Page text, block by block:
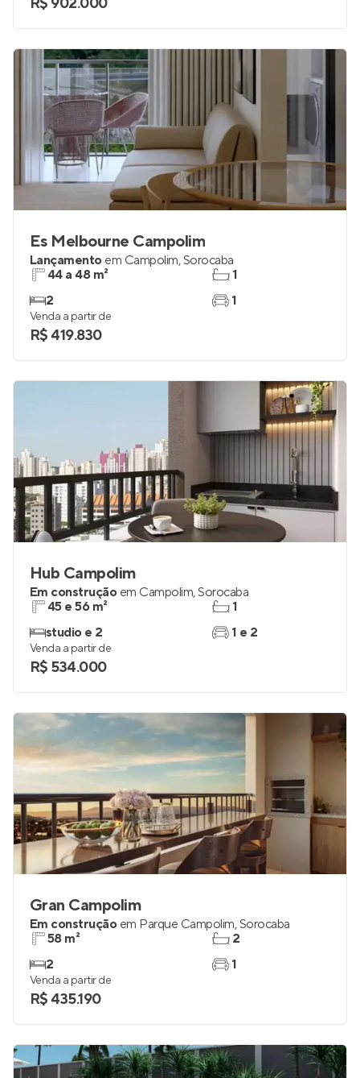
Es Melbourne Campolim
Lançamento em Campolim,Sorocaba
44 a 48 m²
2
1
1
Venda a partir de
R$ 419.830
Hub Campolim
Em construção em Campolim,Sorocaba
45 e 56 m²
studio e 2
1
1 e 2
Venda a partir de
R$ 534.000
Gran Campolim
Em construção em Parque Campolim,Sorocaba
58 m²
2
2
1
Venda a partir de
R$ 435.190